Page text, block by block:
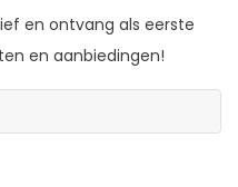
en ontvang als eerste
en aanbiedingen!